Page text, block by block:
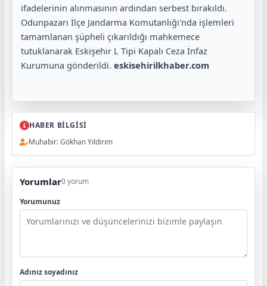
ifadelerinin alınmasının ardından serbest bırakıldı.
Odunpazarı İlçe Jandarma Komutanlığı'nda işlemleri
tamamlanan şüpheli çıkarıldığı mahkemece
tutuklanarak Eskişehir L Tipi Kapalı Ceza İnfaz
Kurumuna gönderildi. eskisehirilkhaber.com
HABER BİLGİSİ
Muhabir: Gökhan Yıldırım
Yorumlar0 yorum
Yorumunuz
Adınız soyadınız